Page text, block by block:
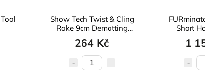
Show Tech Twist & Cling
Rake 9cm Dematting
Comb
264 Kč
FURminator
Short Hair
1 155